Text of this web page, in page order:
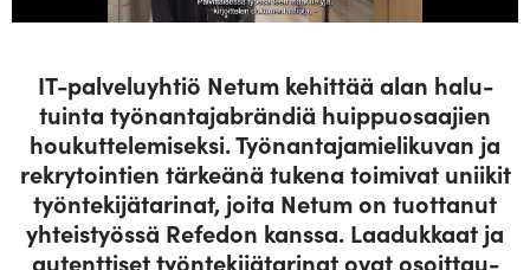
IT-pal­ve­lu­yhtiö Netum kehittää alan halu­
tuinta työ­nan­ta­jabrändiä huip­puo­saajien
hou­kut­te­le­mi­seksi. Työ­nan­ta­ja­mie­li­kuvan ja
rek­ry­tointien tär­keänä tukena toi­mivat uniikit
työn­te­ki­jä­ta­rinat, joita Netum on tuot­tanut
yhteis­työssä Refedon kanssa. Laa­dukkaat ja
autent­tiset työn­te­ki­jä­ta­rinat ovat osoit­tau­